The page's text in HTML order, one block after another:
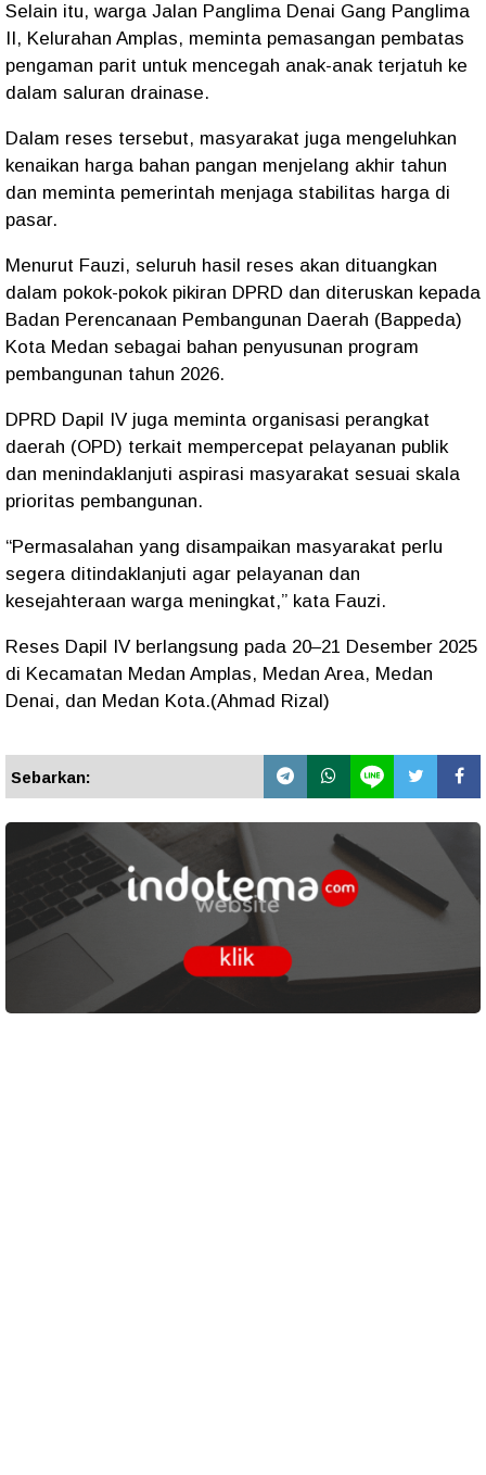
Selain itu, warga Jalan Panglima Denai Gang Panglima
II, Kelurahan Amplas, meminta pemasangan pembatas
pengaman parit untuk mencegah anak-anak terjatuh ke
dalam saluran drainase.
Dalam reses tersebut, masyarakat juga mengeluhkan
kenaikan harga bahan pangan menjelang akhir tahun
dan meminta pemerintah menjaga stabilitas harga di
pasar.
Menurut Fauzi, seluruh hasil reses akan dituangkan
dalam pokok-pokok pikiran DPRD dan diteruskan kepada
Badan Perencanaan Pembangunan Daerah (Bappeda)
Kota Medan sebagai bahan penyusunan program
pembangunan tahun 2026.
DPRD Dapil IV juga meminta organisasi perangkat
daerah (OPD) terkait mempercepat pelayanan publik
dan menindaklanjuti aspirasi masyarakat sesuai skala
prioritas pembangunan.
“Permasalahan yang disampaikan masyarakat perlu
segera ditindaklanjuti agar pelayanan dan
kesejahteraan warga meningkat,” kata Fauzi.
Reses Dapil IV berlangsung pada 20–21 Desember 2025
di Kecamatan Medan Amplas, Medan Area, Medan
Denai, dan Medan Kota.(Ahmad Rizal)
Sebarkan: